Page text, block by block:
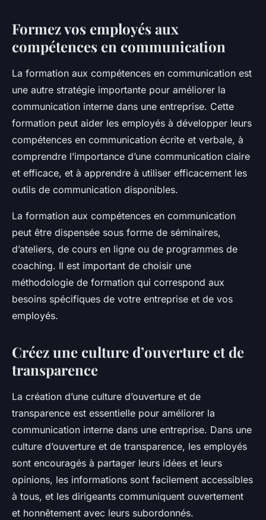
Formez vos employés aux
compétences en communication
La formation aux compétences en communication est
une autre stratégie importante pour améliorer la
communication interne dans une entreprise. Cette
formation peut aider les employés à développer leurs
compétences en communication écrite et verbale, à
comprendre l’importance d’une communication claire
et efficace, et à apprendre à utiliser efficacement les
outils de communication disponibles.
La formation aux compétences en communication
peut être dispensée sous forme de séminaires,
d’ateliers, de cours en ligne ou de programmes de
coaching. Il est important de choisir une
méthodologie de formation qui correspond aux
besoins spécifiques de votre entreprise et de vos
employés.
Créez une culture d’ouverture et de
transparence
La création d’une culture d’ouverture et de
transparence est essentielle pour améliorer la
communication interne dans une entreprise. Dans une
culture d’ouverture et de transparence, les employés
sont encouragés à partager leurs idées et leurs
opinions, les informations sont facilement accessibles
à tous, et les dirigeants communiquent ouvertement
et honnêtement avec leurs subordonnés.